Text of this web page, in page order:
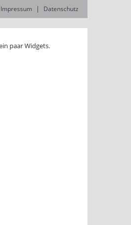
Datenschutz
paar Widgets.